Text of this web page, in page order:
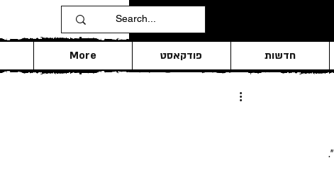
חדשות פודקאסט More